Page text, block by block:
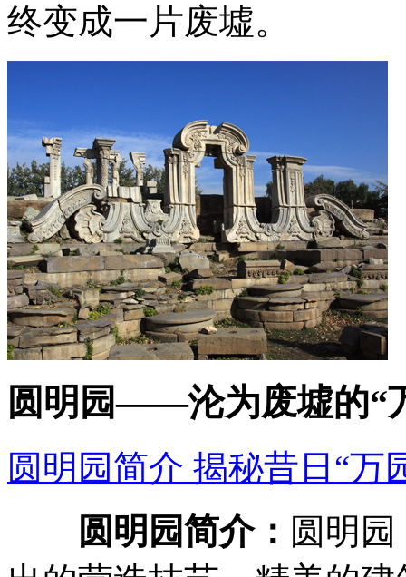
终变成一片废墟。
圆明园——沦为废墟的“
圆明园简介 揭秘昔日“万
圆明园简介： 圆明